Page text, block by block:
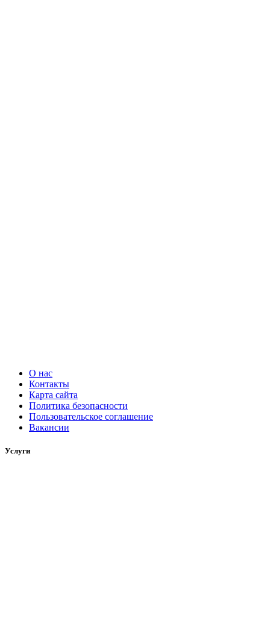
О нас
Контакты
Карта сайта
Политика безопасности
Пользовательское соглашение
Вакансии
Услуги